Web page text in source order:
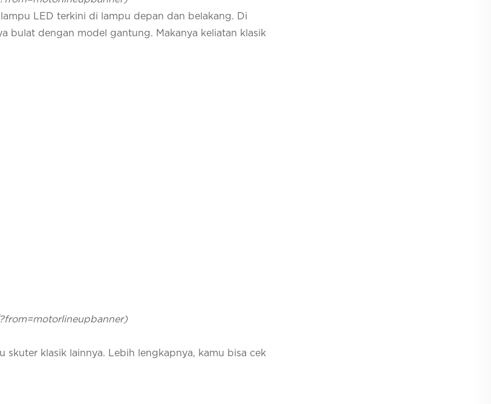
LED terkini di lampu depan dan belakang. Di
bulat dengan model gantung. Makanya keliatan klasik
skuter klasik lainnya. Lebih lengkapnya, kamu bisa cek